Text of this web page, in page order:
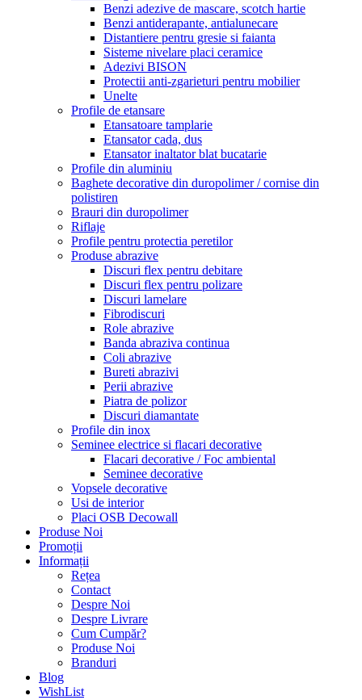
Benzi adezive de mascare, scotch hartie
Benzi antiderapante, antialunecare
Distantiere pentru gresie si faianta
Sisteme nivelare placi ceramice
Adezivi BISON
Protectii anti-zgarieturi pentru mobilier
Unelte
Profile de etansare
Etansatoare tamplarie
Etansator cada, dus
Etansator inaltator blat bucatarie
Profile din aluminiu
Baghete decorative din duropolimer / cornise din
polistiren
Brauri din duropolimer
Riflaje
Profile pentru protectia peretilor
Produse abrazive
Discuri flex pentru debitare
Discuri flex pentru polizare
Discuri lamelare
Fibrodiscuri
Role abrazive
Banda abraziva continua
Coli abrazive
Bureti abrazivi
Perii abrazive
Piatra de polizor
Discuri diamantate
Profile din inox
Seminee electrice si flacari decorative
Flacari decorative / Foc ambiental
Seminee decorative
Vopsele decorative
Usi de interior
Placi OSB Decowall
Produse Noi
Promoții
Informații
Rețea
Contact
Despre Noi
Despre Livrare
Cum Cumpăr?
Produse Noi
Branduri
Blog
WishList